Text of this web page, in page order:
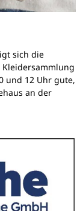
sich die
und 12 Uhr gute,
an der